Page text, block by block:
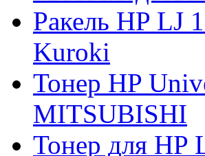
Ракель HP LJ
Kuroki
Тонер HP
MITSUBISHI
Тонер для HP